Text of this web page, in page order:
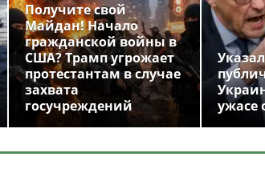
Получите свой
Майдан! Начало
гражданской войны в
США? Трамп угрожает
протестантам в случае
захвата
госучреждений
ужасе